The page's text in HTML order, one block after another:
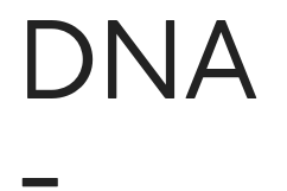
DNA